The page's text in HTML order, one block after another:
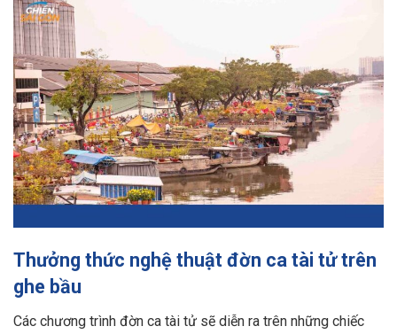
Thưởng thức nghệ thuật đờn ca tài tử trên
ghe bầu
Các chương trình đờn ca tài tử sẽ diễn ra trên những chiếc